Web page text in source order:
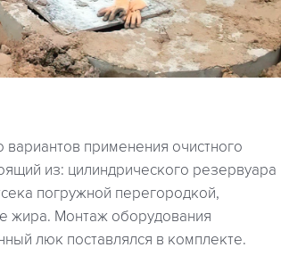
применения очистного
из: цилиндрического резервуара
погружной перегородкой,
жира. Монтаж оборудования
люк поставлялся в комплекте.